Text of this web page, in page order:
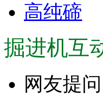
高纯碲
掘进机互
网友提